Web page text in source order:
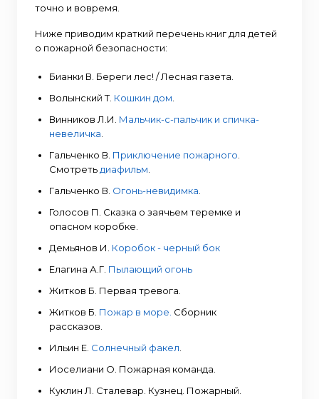
точно и вовремя.
Ниже приводим краткий перечень книг для детей
о пожарной безопасности:
Бианки В. Береги лес! / Лесная газета.
Волынский Т. Кошкин дом.
Винников Л.И. Мальчик-с-пальчик и спичка-
невеличка.
Гальченко В. Приключение пожарного.
Смотретьдиафильм.
Гальченко В. Огонь-невидимка.
Голосов П. Сказка о заячьем теремке и
опасном коробке.
Демьянов И. Коробок - черный бок
Елагина А.Г. Пылающий огонь
Житков Б. Первая тревога.
Житков Б. Пожар в море. Сборник
рассказов.
Ильин Е. Солнечный факел.
Иоселиани О. Пожарная команда.
Куклин Л. Сталевар. Кузнец. Пожарный.